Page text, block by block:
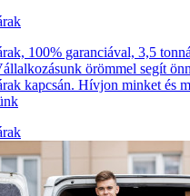
100% garanciával, 3,5
örömmel segít
kapcsán. Hívjon minket és